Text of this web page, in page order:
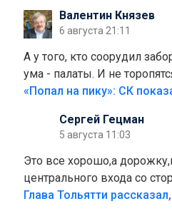
Валентин Князев
6 августа 21:11
А у того, кто соорудил
ума - палаты. И не
срезать
Сергей Гецман
5 августа 11:03
Это все хорошо,а
центрального входа со
кафе"Мираж" к